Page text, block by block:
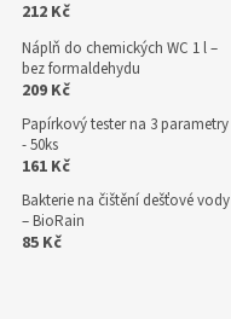
212 Kč
Náplň do chemických WC 1 l –
bez formaldehydu
209 Kč
Papírkový tester na 3 parametry
- 50ks
161 Kč
Bakterie na čištění dešťové vody
– BioRain
85 Kč